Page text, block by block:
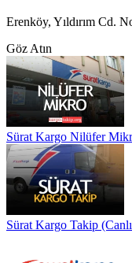
Erenköy, Yıldırım Cd.
Göz Atın
Sürat Kargo Nilüfer
Sürat Kargo Takip